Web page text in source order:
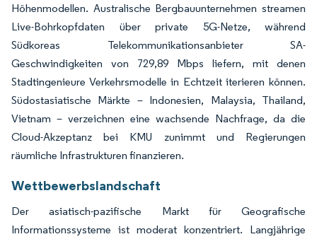
Höhenmodellen. Australische Bergbauunternehmen streamen
Live-Bohrkopfdaten über private 5G-Netze, während
Südkoreas Telekommunikationsanbieter SA-
Geschwindigkeiten von 729,89 Mbps liefern, mit denen
Stadtingenieure Verkehrsmodelle in Echtzeit iterieren können.
Südostasiatische Märkte – Indonesien, Malaysia, Thailand,
Vietnam – verzeichnen eine wachsende Nachfrage, da die
Cloud-Akzeptanz bei KMU zunimmt und Regierungen
räumliche Infrastrukturen finanzieren.
Wettbewerbslandschaft
Der asiatisch-pazifische Markt für Geografische
Informationssysteme ist moderat konzentriert. Langjährige